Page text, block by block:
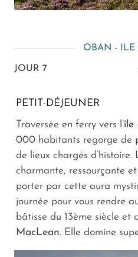
OBAN - ILE
JOUR 7
PETIT-DÉJEUNER
Traversée en ferry vers l’île
000 habitants regorge de
de lieux chargés d’histoire.
charmante, ressourçante
porter par cette aura
journée pour vous rendre
bâtisse du 13ème siècle et
MacLean. Elle domine